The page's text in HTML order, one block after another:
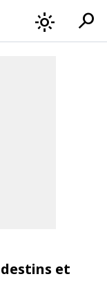
light_mode search
et